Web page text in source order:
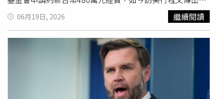
請約新台幣550萬元補助，合計超過千萬元。他諷刺說，簡
單總結就是「為了習近平的溫暖大手，要國庫幫她出超過千
萬」。林俊憲進一步表示，既然花費公帑執行相關行程，就
應該讓社會了解具體成果，而不是聚焦在對習近平握手感受
的描述。他也開玩笑表示，希望鄭麗文能舉辦巡迴
受專訪，甚至出版新書，向國人分享這段特殊經驗。林俊憲
認為，公共資源應用在有助國家利益與公共外交的實質成果
上，相關經費使用也應接受社會檢驗。
06月19日, 2026 繼續閱讀